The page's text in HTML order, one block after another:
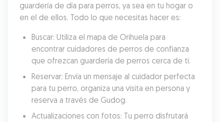
guardería de día para perros, ya sea en tu hogar o
en el de ellos. Todo lo que necesitas hacer es:
Buscar: Utiliza el mapa de Orihuela para
encontrar cuidadores de perros de confianza
que ofrezcan guardería de perros cerca de ti.
Reservar: Envía un mensaje al cuidador perfecta
para tu perro, organiza una visita en persona y
reserva a través de Gudog.
Actualizaciones con fotos: Tu perro disfrutará